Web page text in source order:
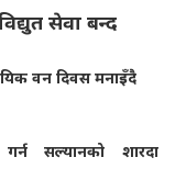
सेवा बन्द
वन दिवस मनाइँदै
सल्यानको शारदा